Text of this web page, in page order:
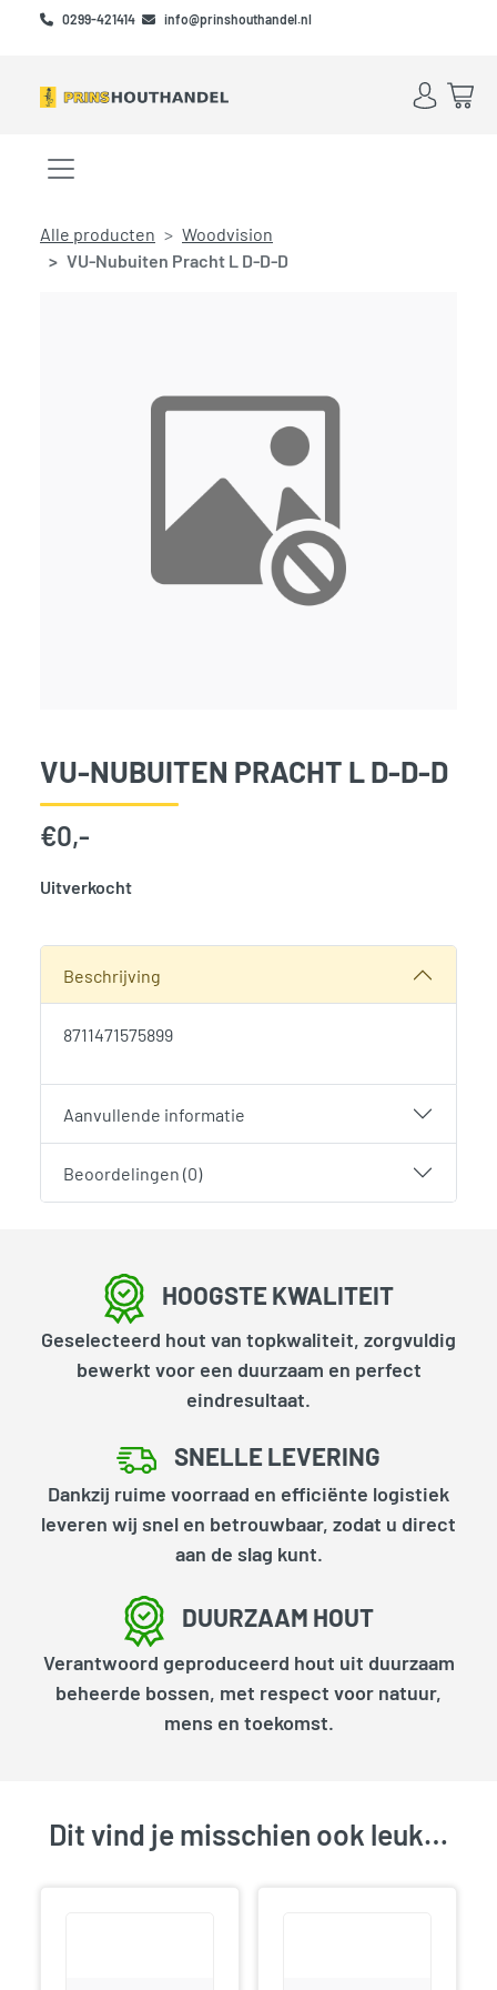
Skip to main content
Skip to footer
0299-421414 info@prinshouthandel.nl
Account
Menu openen/sluiten
Alle producten
Woodvision
VU-Nubuiten Pracht L D-D-D
VU-NUBUITEN PRACHT L D-D-D
€0,-
Uitverkocht
Beschrijving
8711471575899
Aanvullende informatie
Beoordelingen (0)
HOOGSTE KWALITEIT
Geselecteerd hout van topkwaliteit, zorgvuldig
bewerkt voor een duurzaam en perfect
eindresultaat.
SNELLE LEVERING
Dankzij ruime voorraad en efficiënte logistiek
leveren wij snel en betrouwbaar, zodat u direct
aan de slag kunt.
DUURZAAM HOUT
Verantwoord geproduceerd hout uit duurzaam
beheerde bossen, met respect voor natuur,
mens en toekomst.
Dit vind je misschien ook leuk…